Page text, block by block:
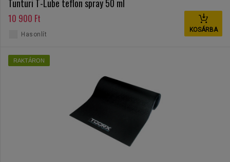
Tunturi T-Lube teflon spray 50 ml
10 900 Ft
KOSÁRBA
Hasonlít
RAKTÁRON